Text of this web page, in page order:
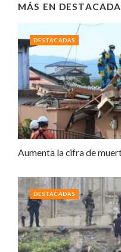
MÁS EN
Aumenta la cifra de
DESTACADAS
DESTACADAS